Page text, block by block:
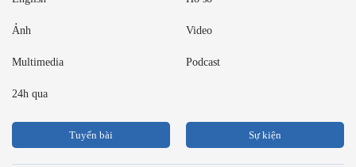
Ảnh Video
Multimedia Podcast
24h qua
Tuyến bài Sự kiện